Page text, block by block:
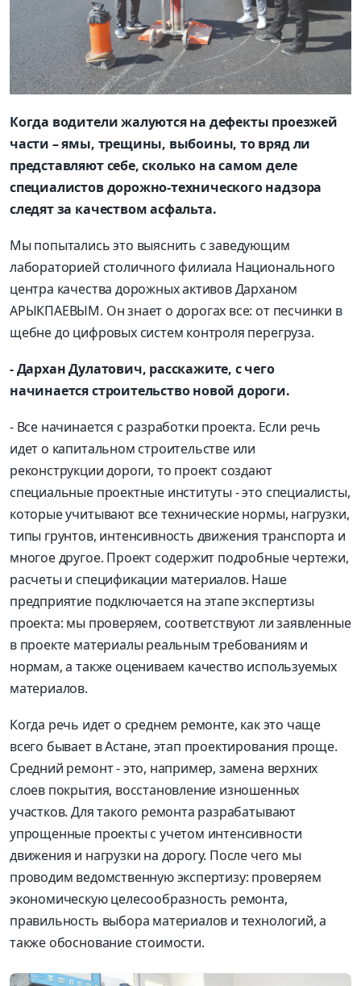
Когда водители жалуются на дефекты проезжей
части – ямы, трещины, выбоины, то вряд ли
представляют себе, сколько на самом деле
специалистов дорожно-технического надзора
следят за качеством асфальта.
Мы попытались это выяснить с заведующим
лабораторией столичного филиала Национального
центра качества дорожных активов Дарханом
АРЫКПАЕВЫМ. Он знает о дорогах все: от песчинки в
щебне до цифровых систем контроля перегруза.
- Дархан Дулатович, расскажите, с чего
начинается строительство новой дороги.
- Все начинается с разработки проекта. Если речь
идет о капитальном строительстве или
реконструкции дороги, то проект создают
специальные проектные институты - это специалисты,
которые учитывают все технические нормы, нагрузки,
типы грунтов, интенсивность движения транспорта и
многое другое. Проект содержит подробные чертежи,
расчеты и спецификации материалов. Наше
предприятие подключается на этапе экспертизы
проекта: мы проверяем, соответствуют ли заявленные
в проекте материалы реальным требованиям и
нормам, а также оцениваем качество используемых
материалов.
Когда речь идет о среднем ремонте, как это чаще
всего бывает в Астане, этап проектирования проще.
Средний ремонт - это, например, замена верхних
слоев покрытия, восстановление изношенных
участков. Для такого ремонта разрабатывают
упрощенные проекты с учетом интенсивности
движения и нагрузки на дорогу. После чего мы
проводим ведомственную экспертизу: проверяем
экономическую целесообразность ремонта,
правильность выбора материалов и технологий, а
также обоснование стоимости.